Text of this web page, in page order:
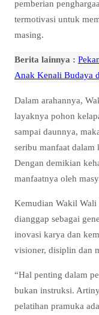
pemberian
termotivasi untuk
masing.
Berita lainnya :
Anak Kenali Budaya
Dalam arahannya,
layaknya pohon
sampai daunnya,
seribu manfaat dalam
Dengan demikian
manfaatnya oleh
Kemudian Wakil Wali
dianggap sebagai
inovasi karya dan
visioner, disiplin dan
“Hal penting dalam
bukan instruksi.
pelatihan pramuka